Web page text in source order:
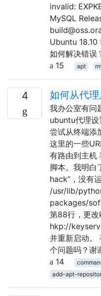
invalid:
MySQL
Ubuntu 18.10
如何解决错误
15
apt
4 如何从代
我办公室有问
ubuntu代理设
尝试从终端添
这里的一些
有路由到主
脚本。我明白
hack”，没有
/usr/lib/
packages/
第88行，更
hkp://
并重新启动。
个问题吗？谢
14
add-apt-